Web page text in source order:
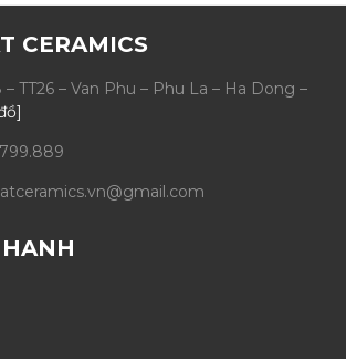
CERAMICS
– TT26 – Van Phu – Phu La – Ha Dong –